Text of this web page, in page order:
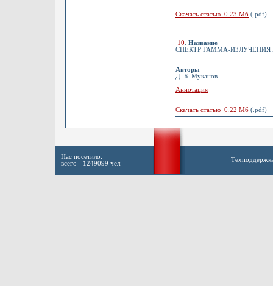
Скачать статью 0.23 Мб (.pdf)
10
Название
СПЕКТР ГАММА-ИЗЛУЧЕНИЯ
Авторы
Д. Б. Муканов
Аннотация
Скачать статью 0.22 Мб (.pdf)
Нас посетило:
всего - 1249099 чел.